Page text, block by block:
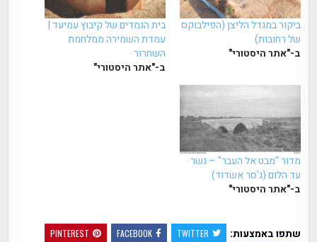
ביקור במגדל הליצן (הפילבוקס
של רחובות)
ב-"אתר היסטורי"
בית הגמדים של קיבוץ עמיעד |
עמדת השמירה ממלחמת
השחרור
ב-"אתר היסטורי"
מדור "מבט אל העבר" – גשר
עד הלום (ג'סר אשדוד)
ב-"אתר היסטורי"
שתפו באמצעות: TWITTER
FACEBOOK
PINTEREST